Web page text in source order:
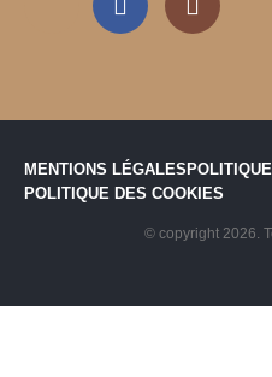
MENTIONS LÉGALES
POLITIQUE DES COOKIES
© copyright 2026.